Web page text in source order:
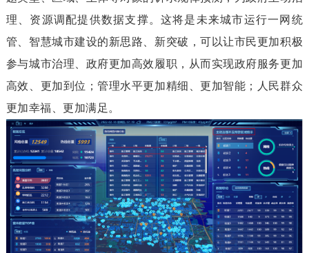
理、资源调配提供数据支撑。这将是未来城市运行一网统
管、智慧城市建设的新思路、新突破，可以让市民更加积极
参与城市治理、政府更加高效履职，从而实现政府服务更加
高效、更加到位；管理水平更加精细、更加智能；人民群众
更加幸福、更加满足。